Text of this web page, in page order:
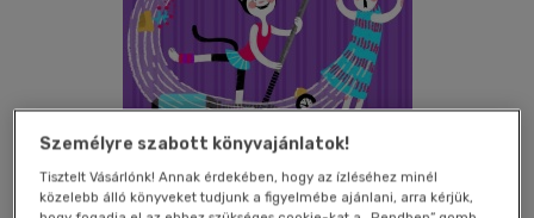
Személyre szabott könyvajánlatok!
Tisztelt Vásárlónk! Annak érdekében, hogy az ízléséhez minél
közelebb álló könyveket tudjunk a figyelmébe ajánlani, arra kérjük,